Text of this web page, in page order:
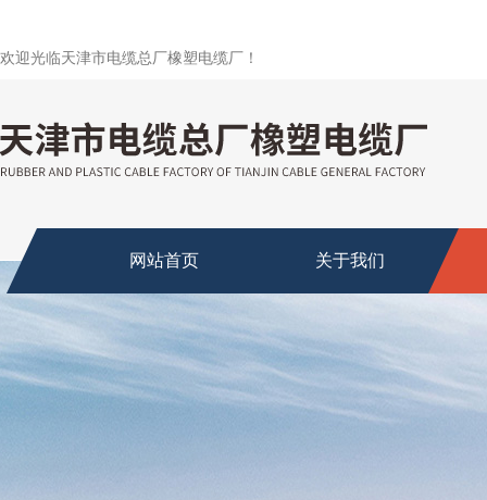
欢迎光临天津市电缆总厂橡塑电缆厂！
网站首页 关于我们